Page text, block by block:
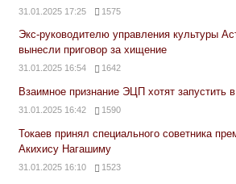
31.01.2025 17:25 1575
Экс-руководителю управления культуры
вынесли приговор за хищение
31.01.2025 16:54 1642
Взаимное признание ЭЦП хотят запустить
31.01.2025 16:42 1590
Токаев принял специального советника
Акихису Нагашиму
31.01.2025 16:10 1523